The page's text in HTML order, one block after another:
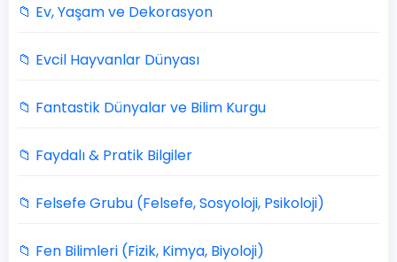
📁 Ev, Yaşam ve Dekorasyon
📁 Evcil Hayvanlar Dünyası
📁 Fantastik Dünyalar ve Bilim Kurgu
📁 Faydalı & Pratik Bilgiler
📁 Felsefe Grubu (Felsefe, Sosyoloji, Psikoloji)
📁 Fen Bilimleri (Fizik, Kimya, Biyoloji)